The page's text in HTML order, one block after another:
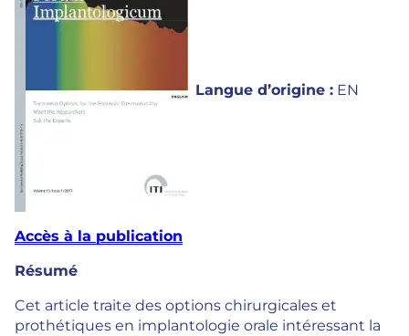
Langue d’origine : EN
Accès à la publication
Résumé
Cet article traite des options chirurgicales et
prothétiques en implantologie orale intéressant la